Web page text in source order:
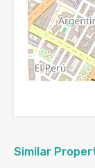
Similar